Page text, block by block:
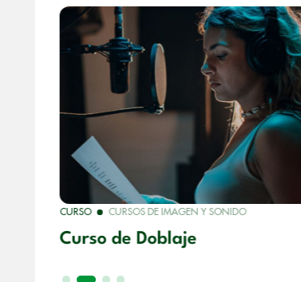
CURSO CURSOS DE IMAGEN Y SONIDO
Curso de Doblaje